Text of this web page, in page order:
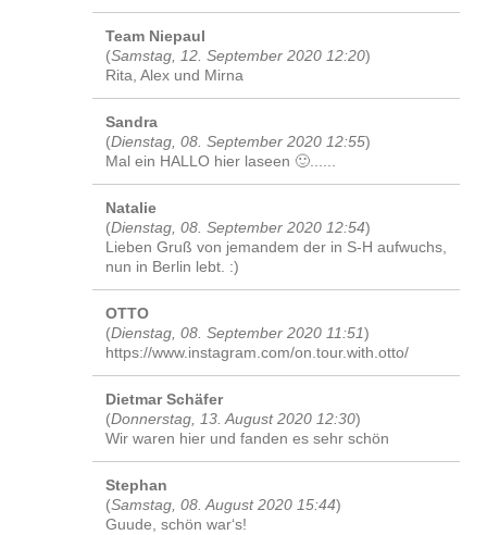
Team Niepaul
(Samstag, 12. September 2020 12:20)
Rita, Alex und Mirna
Sandra
(Dienstag, 08. September 2020 12:55)
Mal ein HALLO hier laseen 🙂......
Natalie
(Dienstag, 08. September 2020 12:54)
Lieben Gruß von jemandem der in S-H aufwuchs,
nun in Berlin lebt. :)
OTTO
(Dienstag, 08. September 2020 11:51)
https://www.instagram.com/on.tour.with.otto/
Dietmar Schäfer
(Donnerstag, 13. August 2020 12:30)
Wir waren hier und fanden es sehr schön
Stephan
(Samstag, 08. August 2020 15:44)
Guude, schön war‘s!